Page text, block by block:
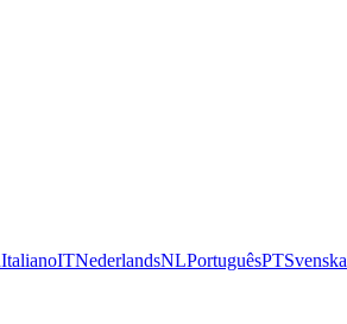
ItalianoITNederlandsNLPortuguêsPTSvenska